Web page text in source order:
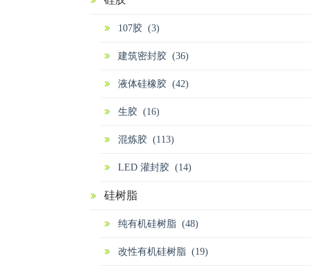
107胶 (3)
建筑密封胶 (36)
液体硅橡胶 (42)
生胶 (16)
混炼胶 (113)
LED 灌封胶 (14)
硅树脂
纯有机硅树脂 (48)
改性有机硅树脂 (19)